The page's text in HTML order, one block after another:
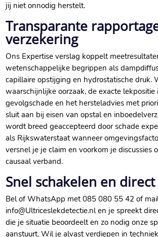
jij niet onnodig herstelt.​
Transparante
verzekering
Ons Expertise verslag koppelt
wetenschappelijke begrippen als
capillaire opstijging en hydrostatische druk.​
waarschijnlijke oorzaak, de exacte lekpositie
gevolgschade en het hersteladvies met
sluit aan bij eisen van opstal en
wordt breed geaccepteerd door schade
als Rijkswaterstaat wanneer
versnel je je claim en voorkom je discussies
causaal verband.​
Snel schakelen en
Bel of WhatsApp met 085 080 55 42 of
info@Ultriceslekdetectie.​nl en je spreekt
die je situatie beoordeelt en zo nodig onze
aanstuurt.​ Wil je alvast verdiepen in